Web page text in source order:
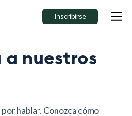
Inscribirse
a nuestros
hablar. Conozca cómo